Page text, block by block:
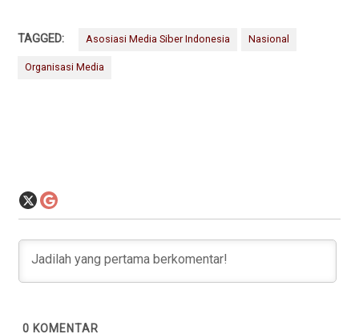
TAGGED: Asosiasi Media Siber Indonesia Nasional
Organisasi Media
0 KOMENTAR